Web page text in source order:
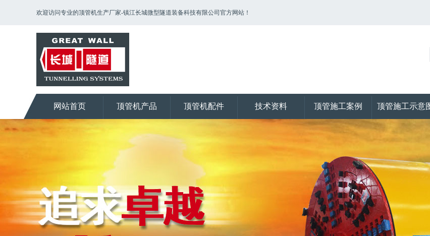
欢迎访问专业的顶管机生产厂家-镇江长城微型隧道装备科技有限公司官方网站！
网站首页 顶管机产品 顶管机配件 技术资料 顶管施工案例 顶管施工示意